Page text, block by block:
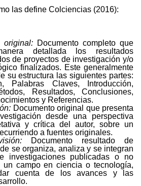
las define Colciencias (2016):
original: Documento completo que
detallada los resultados
de proyectos de investigación y/o
finalizados. Este generalmente
su estructura las siguientes partes:
Palabras Claves, Introducción,
Resultados, Conclusiones,
y Referencias.
Documento original que presenta
desde una perspectiva
y crítica del autor, sobre un
a fuentes originales.
Documento resultado de
se organiza, analiza y se integran
investigaciones publicadas o no
un campo en ciencia o tecnología,
cuenta de los avances y las